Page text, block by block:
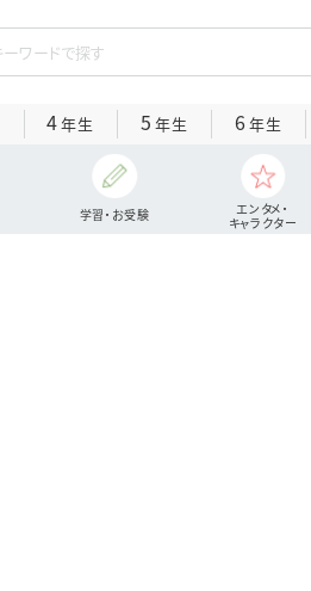
4年生 5 年生 6 年生
学習・お受験
エンタメ・
キャラクター